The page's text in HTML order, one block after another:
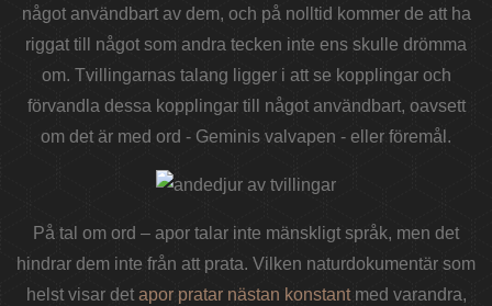
något användbart av dem, och på nolltid kommer de att ha
riggat till något som andra tecken inte ens skulle drömma
om. Tvillingarnas talang ligger i att se kopplingar och
förvandla dessa kopplingar till något användbart, oavsett
om det är med ord - Geminis valvapen - eller föremål.
På tal om ord – apor talar inte mänskligt språk, men det
hindrar dem inte från att prata. Vilken naturdokumentär som
helst visar detapor pratar nästan konstantmed varandra,